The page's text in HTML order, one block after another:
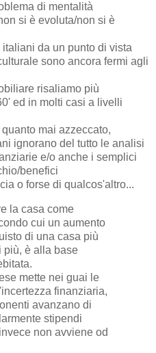
di mentalità
si è evoluta/non si è
da un punto di vista
sono ancora fermi agli
risaliamo più
ed in molti casi a livelli
mai azzeccato,
ignorano del tutto le analisi
e/o anche i semplici
benefici
o forse di qualcos'altro...
la casa come
cui un aumento
di una casa più
più, è alla base
mette nei guai le
finanziaria,
avanzano di
stipendi
non avviene od